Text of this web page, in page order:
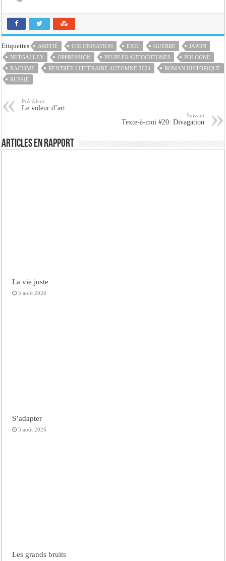
Etiquettes AMITIÉ COLONISATION EXIL GUERRE
JAPON
NETGALLEY
OPPRESSION PEUPLES AUTOCHTONES
POLOGNE
RACISME
RENTRÉE LITTÉRAIRE AUTOMNE 2024
ROMAN HISTORIQUE
RUSSIE
Précédent
Le voleur d’art
Suivant
Texte-à-moi #20: Divagation
Articles en rapport
La vie juste
5 août 2026
S’adapter
5 août 2026
Les grands bruits